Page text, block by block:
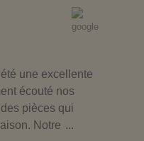
une excellente
écouté nos
pièces qui
Notre ...